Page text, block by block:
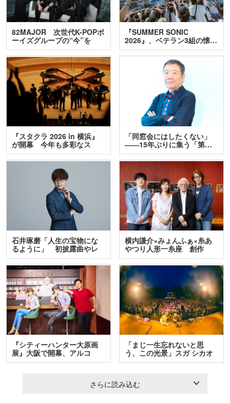
82MAJOR 次世代K-POPボ
ーイズグループの“今”を
訊…
『SUMMER SONIC
2026』、ベテラン3組の懐…
『スタクラ 2026 in 横浜』
が開幕 今年も多彩なス
テ…
「同窓会にはしたくない」
――15年ぶりに集う「第…
石井琢磨「人生の宝物にな
るように」 初披露曲やレ
ア…
横内謙介×みょんふぁ×糸あ
やつり人形一糸座 創作
人…
『シティーハンター大原画
展』大阪で開幕、アルコ
＆…
「まじ一生忘れないと思
う、この光景」スガ シカオ
と…
さらに読み込む